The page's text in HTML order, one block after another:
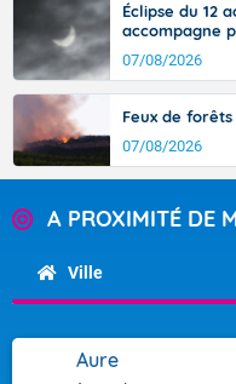
Éclipse du 12
accompagne
07/08/2026
Feux de
07/08/2026
A PROXIMITÉ DE
Ville
Aure